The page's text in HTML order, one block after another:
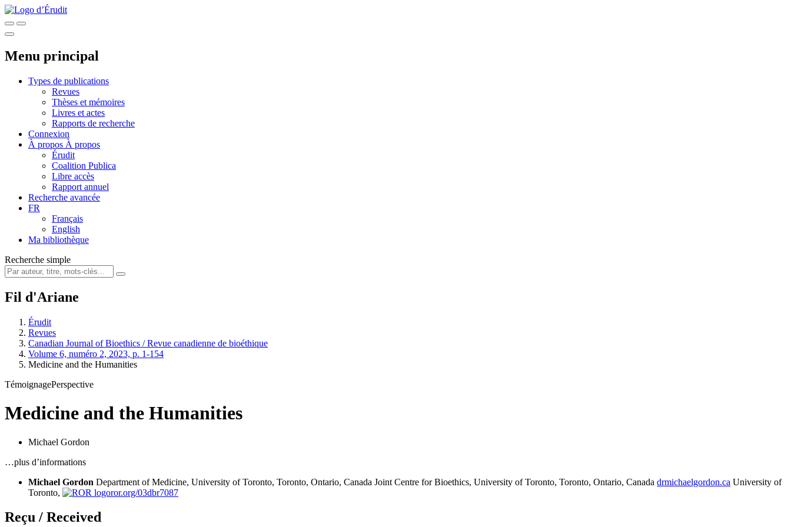
Menu principal
Types de publications
Revues
Thèses et mémoires
Livres et actes
Rapports de recherche
Connexion
À propos À propos
Érudit
Coalition Publica
Libre accès
Rapport annuel
Recherche avancée
FR
Français
English
Ma bibliothèque
Recherche simple
Fil d'Ariane
Érudit
Revues
Canadian Journal of Bioethics / Revue canadienne de bioéthique
Volume 6, numéro 2, 2023, p. 1-154
Medicine and the Humanities
TémoignagePerspective
Medicine and the Humanities
Michael Gordon
…plus d’informations
Michael Gordon Department of Medicine, University of Toronto, Toronto, Ontario, Canada Joint Centre for Bioethics, University of Toronto, Toronto, Ontario, Canada drmichaelgordon.ca University of
Toronto,
ror.org/03dbr7087
Reçu / Received